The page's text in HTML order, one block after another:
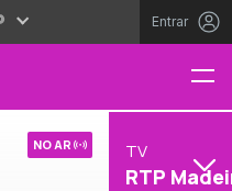
Entrar
NO AR TV
RTP